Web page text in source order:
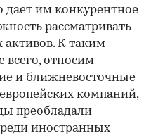
дает им конкурентное
рассматривать
К таким
относим
и ближневосточные
компаний,
преобладали
иностранных